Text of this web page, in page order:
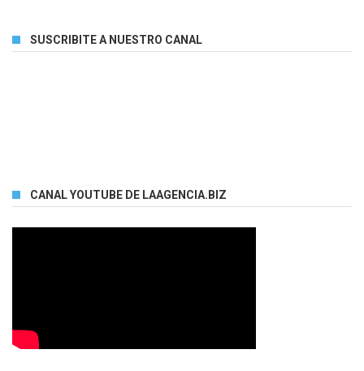
SUSCRIBITE A NUESTRO CANAL
CANAL YOUTUBE DE LAAGENCIA.BIZ